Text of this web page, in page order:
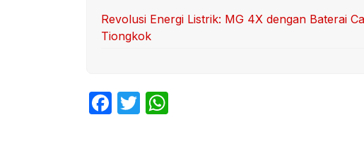
Revolusi Energi Listrik: MG 4X dengan Baterai
Tiongkok
F
T